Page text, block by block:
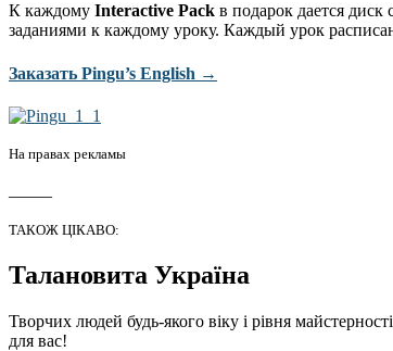
К каждому Interactive Pack в подарок дается диск
заданиями к каждому уроку. Каждый урок
Заказать Pingu’s English →
На правах рекламы
ТАКОЖ ЦІКАВО:
Талановита Україна
Творчих людей будь-якого віку і рівня
для вас!